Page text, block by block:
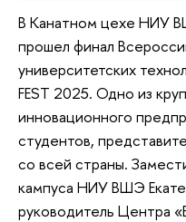
В Канатном цехе НИУ
прошел финал
университетских
FEST 2025. Одно из
инновационного
студентов,
со всей страны.
кампуса НИУ ВШЭ
руководитель Центра